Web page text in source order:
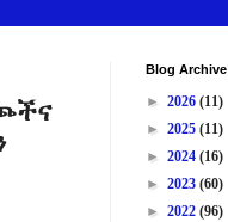
Blog Archive
► 2026 (11)
► 2025 (11)
► 2024 (16)
► 2023 (60)
► 2022 (96)